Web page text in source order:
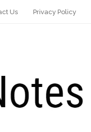
Us Privacy Policy